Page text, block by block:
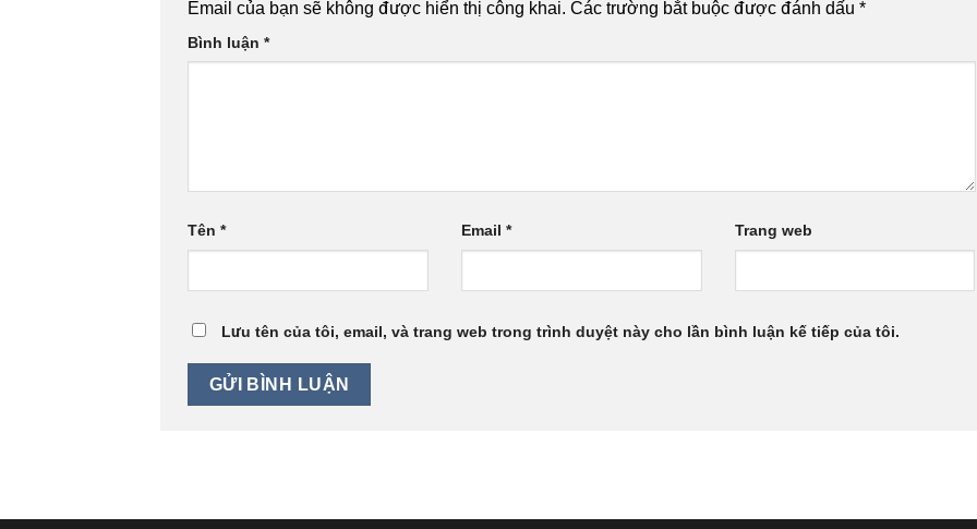
Email của bạn sẽ không được hiển thị công khai. Các trường bắt buộc được đánh dấu *
Bình luận *
Tên * Email * Trang web
Lưu tên của tôi, email, và trang web trong trình duyệt này cho lần bình luận kế tiếp của tôi.